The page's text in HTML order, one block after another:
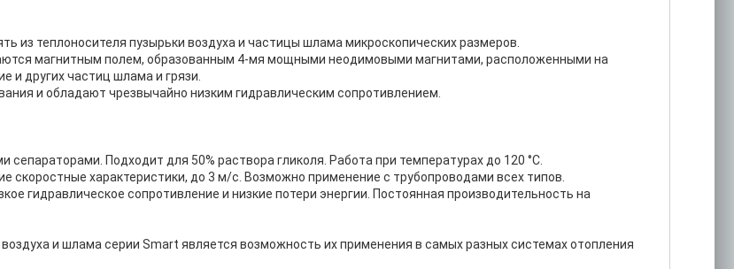
из теплоносителя пузырьки воздуха и частицы шлама микроскопических размеров.
магнитным полем, образованным 4-мя мощными неодимовыми магнитами, расположенными на
и других частиц шлама и грязи.
и обладают чрезвычайно низким гидравлическим сопротивлением.
Подходит для 50% раствора гликоля. Работа при температурах до 120 °C.
скоростные характеристики, до 3 м/с. Возможно применение с трубопроводами всех типов.
гидравлическое сопротивление и низкие потери энергии. Постоянная производительность на
и шлама серии Smart является возможность их применения в самых разных системах отопления